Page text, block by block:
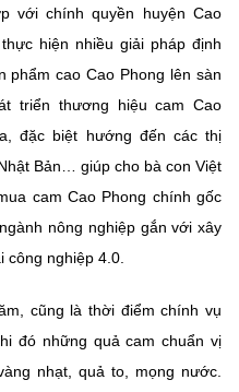
NGHỆ
TECHNOLOGY
Công nghệ (MST)
Thị Hải Hằng
Nguyễn Du, TP. Hà Nội
và Công Nghệ
với chính quyền huyện Cao
hiện nhiều giải pháp định
cao Cao Phong lên sàn
triển thương hiệu cam Cao
đặc biệt hướng đến các thị
Bản… giúp cho bà con Việt
cam Cao Phong chính gốc
nông nghiệp gắn với xây
công nghiệp 4.0.
cũng là thời điểm chính vụ
đó những quả cam chuẩn vị
nhạt, quả to, mọng nước.